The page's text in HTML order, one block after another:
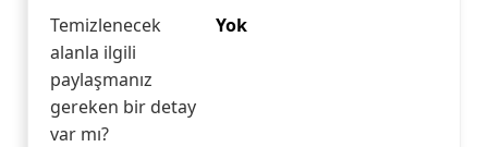
Temizlenecek
alanla ilgili
paylaşmanız
gereken bir detay
var mı?
Yok